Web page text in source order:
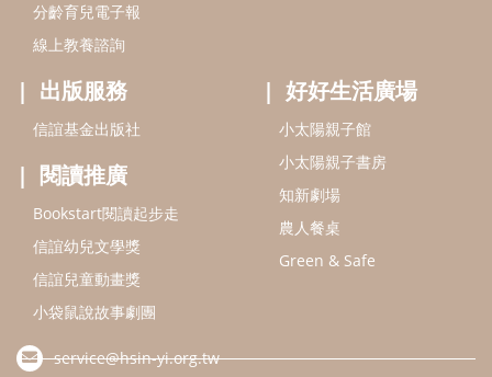
分齡育兒電子報
線上教養諮詢
出版服務
信誼基金出版社
閱讀推廣
Bookstart閱讀起步走
信誼幼兒文學獎
信誼兒童動畫獎
小袋鼠說故事劇團
好好生活廣場
小太陽親子館
小太陽親子書房
知新劇場
農人餐桌
Green & Safe
service@hsin-yi.org.tw